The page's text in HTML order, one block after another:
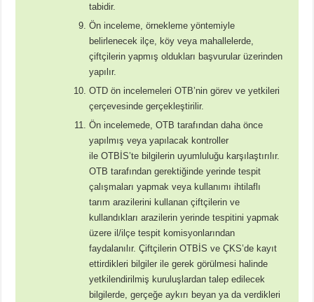
tabidir.
Ön inceleme, örnekleme yöntemiyle
belirlenecek ilçe, köy veya mahallelerde,
çiftçilerin yapmış oldukları başvurular üzerinden
yapılır.
OTD ön incelemeleri OTB’nin görev ve yetkileri
çerçevesinde gerçekleştirilir.
Ön incelemede, OTB tarafından daha önce
yapılmış veya yapılacak kontroller
ile OTBİS’te bilgilerin uyumluluğu karşılaştırılır.
OTB tarafından gerektiğinde yerinde tespit
çalışmaları yapmak veya kullanımı ihtilaflı
tarım arazilerini kullanan çiftçilerin ve
kullandıkları arazilerin yerinde tespitini yapmak
üzere il/ilçe tespit komisyonlarından
faydalanılır. Çiftçilerin OTBİS ve ÇKS’de kayıt
ettirdikleri bilgiler ile gerek görülmesi halinde
yetkilendirilmiş kuruluşlardan talep edilecek
bilgilerde, gerçeğe aykırı beyan ya da verdikleri